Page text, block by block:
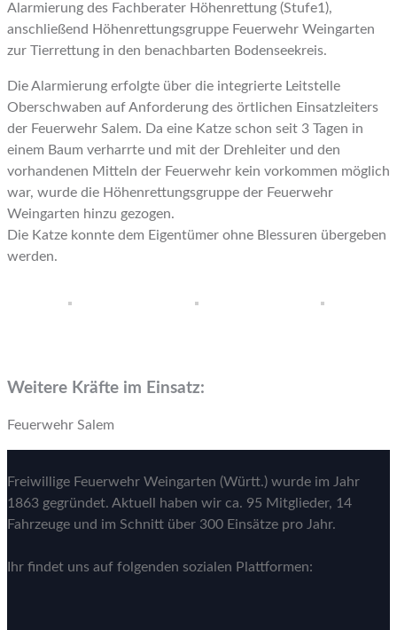
Alarmierung des Fachberater Höhenrettung (Stufe1),
anschließend Höhenrettungsgruppe Feuerwehr Weingarten
zur Tierrettung in den benachbarten Bodenseekreis.
Die Alarmierung erfolgte über die integrierte Leitstelle
Oberschwaben auf Anforderung des örtlichen Einsatzleiters
der Feuerwehr Salem. Da eine Katze schon seit 3 Tagen in
einem Baum verharrte und mit der Drehleiter und den
vorhandenen Mitteln der Feuerwehr kein vorkommen möglich
war, wurde die Höhenrettungsgruppe der Feuerwehr
Weingarten hinzu gezogen.
Die Katze konnte dem Eigentümer ohne Blessuren übergeben
werden.
Weitere Kräfte im Einsatz:
Feuerwehr Salem
Freiwillige Feuerwehr Weingarten (Württ.) wurde im Jahr
1863 gegründet. Aktuell haben wir ca. 95 Mitglieder, 14
Fahrzeuge und im Schnitt über 300 Einsätze pro Jahr.
Ihr findet uns auf folgenden sozialen Plattformen: